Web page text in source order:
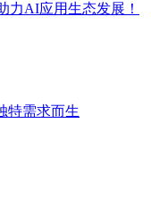
力AI应用生态发展！
特需求而生